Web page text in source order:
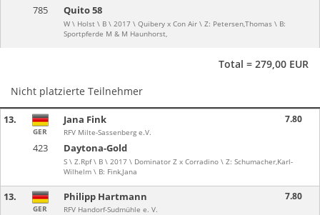
785 Quito 58
W \ Holst \ B \ 2017 \ Quibery x Con Air \ Z: Petersen,Thomas \ B:
Sportpferde M & M Haunhorst,
Total = 279,00 EUR
Nicht platzierte Teilnehmer
13.
423 Daytona-Gold
S \ Z.Rpf \ B \ 2017 \ Dominator Z x Corradino \ Z: Schumacher,Karl-
Wilhelm \ B: Fink,Jana
GER
Jana Fink
RFV Milte-Sassenberg e.V.
7.80
13.
GER
Philipp Hartmann
RFV Handorf-Sudmühle e. V.
7.80